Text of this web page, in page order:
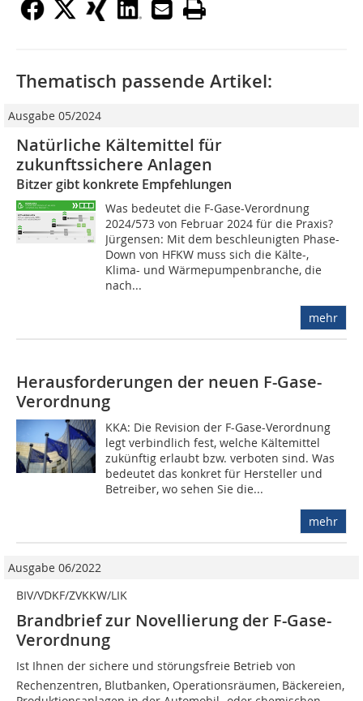
Thematisch passende Artikel:
Ausgabe 05/2024
Natürliche Kältemittel für
zukunftssichere Anlagen
Bitzer gibt konkrete Empfehlungen
Was bedeutet die F-Gase-Verordnung
2024/573 von Februar 2024 für die Praxis?
Jürgensen: Mit dem beschleunigten Phase-
Down von HFKW muss sich die Kälte-,
Klima- und Wärmepumpenbranche, die
nach...
mehr
Herausforderungen der neuen F-Gase-
Verordnung
KKA: Die Revision der F-Gase-Verordnung
legt verbindlich fest, welche Kältemittel
zukünftig erlaubt bzw. verboten sind. Was
bedeutet das konkret für Hersteller und
Betreiber, wo sehen Sie die...
mehr
Ausgabe 06/2022
BIV/VDKF/ZVKKW/LIK
Brandbrief zur Novellierung der F-Gase-
Verordnung
Ist Ihnen der sichere und störungsfreie Betrieb von
Rechenzentren, Blutbanken, Operationsräumen, Bäckereien,